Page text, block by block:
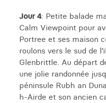
Jour 4: Petite balade
Calm Viewpoint pour
Portree et ses maison
roulons vers le sud de
Glenbrittle. Au départ
une jolie randonnée
péninsule Rubh an
h-Airde et son ancien